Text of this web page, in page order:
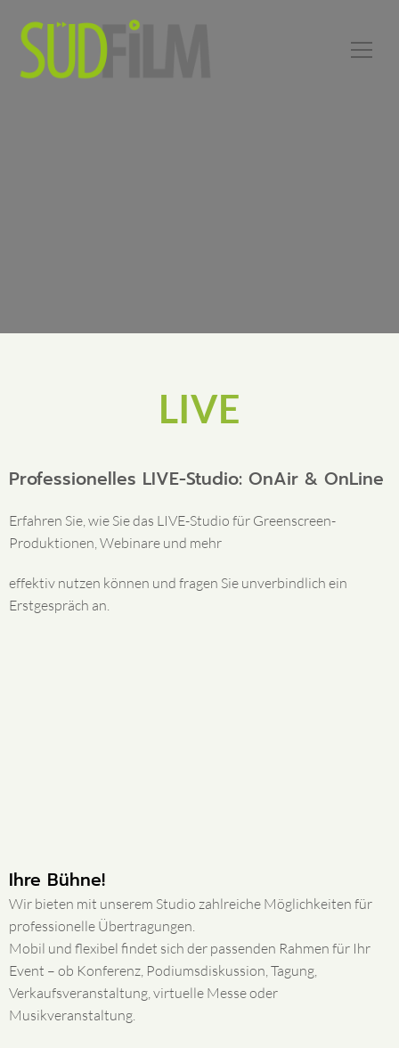
LIVE
Professionelles LIVE-Studio: OnAir & OnLine
Erfahren Sie, wie Sie das LIVE-Studio für Greenscreen-
Produktionen, Webinare und mehr
effektiv nutzen können und fragen Sie unverbindlich ein
Erstgespräch an.
Ihre Bühne!
Wir bieten mit unserem Studio zahlreiche Möglichkeiten für
professionelle Übertragungen.
Mobil und flexibel findet sich der passenden Rahmen für Ihr
Event – ob Konferenz, Podiumsdiskussion, Tagung,
Verkaufsveranstaltung, virtuelle Messe oder
Musikveranstaltung.